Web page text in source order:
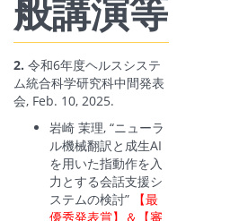
般講演等
2. 令和6年度ヘルスシステ
ム統合科学研究科中間発表
会, Feb. 10, 2025.
岩崎 茉理, “ニューラ
ル機械翻訳と成生AI
を用いた指動作を入
力とする会話支援シ
ステムの検討”
【最
優秀発表賞】＆【審